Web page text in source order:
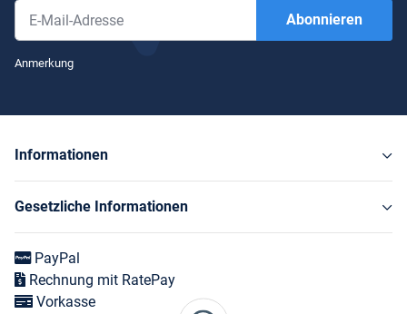
Abonnieren
Anmerkung
Informationen
Gesetzliche Informationen
PayPal
Rechnung mit RatePay
Vorkasse